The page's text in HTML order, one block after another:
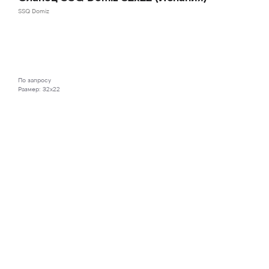
SSQ Domiz
По запросу
Размер: 32х22